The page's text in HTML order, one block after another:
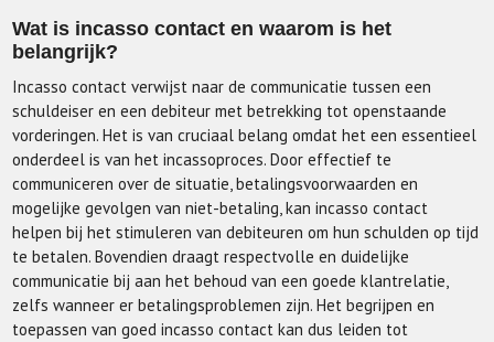
Wat is incasso contact en waarom is het
belangrijk?
Incasso contact verwijst naar de communicatie tussen een
schuldeiser en een debiteur met betrekking tot openstaande
vorderingen. Het is van cruciaal belang omdat het een essentieel
onderdeel is van het incassoproces. Door effectief te
communiceren over de situatie, betalingsvoorwaarden en
mogelijke gevolgen van niet-betaling, kan incasso contact
helpen bij het stimuleren van debiteuren om hun schulden op tijd
te betalen. Bovendien draagt respectvolle en duidelijke
communicatie bij aan het behoud van een goede klantrelatie,
zelfs wanneer er betalingsproblemen zijn. Het begrijpen en
toepassen van goed incasso contact kan dus leiden tot